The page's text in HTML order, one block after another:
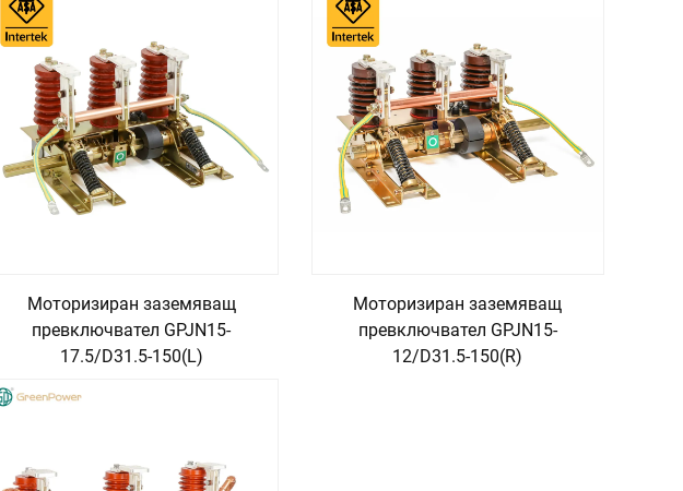
Моторизиран заземяващ
превключвател GPJN15-
17.5/D31.5-150(L)
Моторизиран заземяващ
превключвател GPJN15-
12/D31.5-150(R)